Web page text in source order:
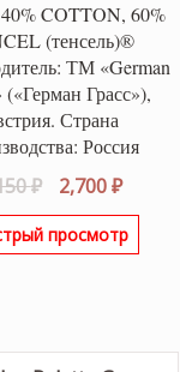
COTTON, 60%
(тенсель)®
ТМ «German
(«Герман Грасс»),
Страна
Россия
₽
цена
составляла
2,700₽
цена:
2,700
просмотр